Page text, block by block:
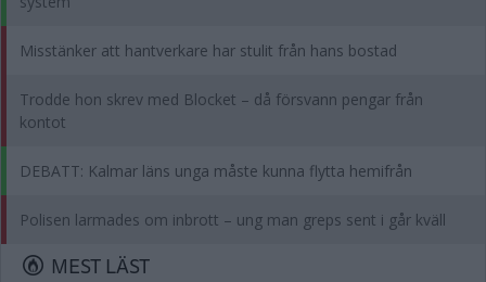
Misstänker att hantverkare har stulit från hans bostad
Trodde hon skrev med Blocket – då försvann pengar från
kontot
DEBATT: Kalmar läns unga måste kunna flytta hemifrån
Polisen larmades om inbrott – ung man greps sent i går kväll
MEST LÄST